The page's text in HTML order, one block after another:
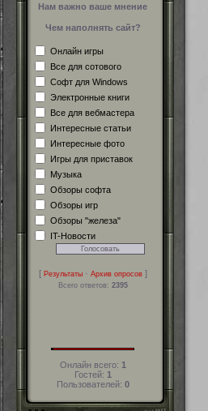
Нам важно ваше мнение
Чем наполнять сайт?
Онлайн игры
Все для сотового
Софт для Windows
Электронные книги
Все для вебмастера
Интересные статьи
Интересные фото
Игры для приставок
Музыка
Обзоры софта
Обзоры игр
Обзоры "железа"
IT-Новости
[ Результаты· Архив опросов]
Всего ответов: 2395
Онлайн всего: 1
Гостей: 1
Пользователей: 0